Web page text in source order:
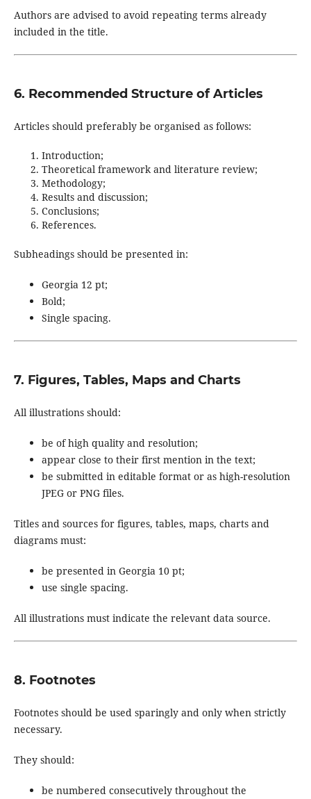
Authors are advised to avoid repeating terms already
included in the title.
6. Recommended Structure of Articles
Articles should preferably be organised as follows:
Introduction;
Theoretical framework and literature review;
Methodology;
Results and discussion;
Conclusions;
References.
Subheadings should be presented in:
Georgia 12 pt;
Bold;
Single spacing.
7. Figures, Tables, Maps and Charts
All illustrations should:
be of high quality and resolution;
appear close to their first mention in the text;
be submitted in editable format or as high-resolution
JPEG or PNG files.
Titles and sources for figures, tables, maps, charts and
diagrams must:
be presented in Georgia 10 pt;
use single spacing.
All illustrations must indicate the relevant data source.
8. Footnotes
Footnotes should be used sparingly and only when strictly
necessary.
They should:
be numbered consecutively throughout the